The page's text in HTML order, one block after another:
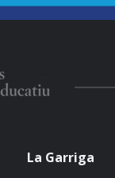
La Garriga